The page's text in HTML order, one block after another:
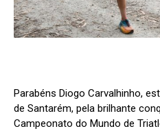
Parabéns Diogo Carvalhinho,
de Santarém, pela brilhante
Campeonato do Mundo de